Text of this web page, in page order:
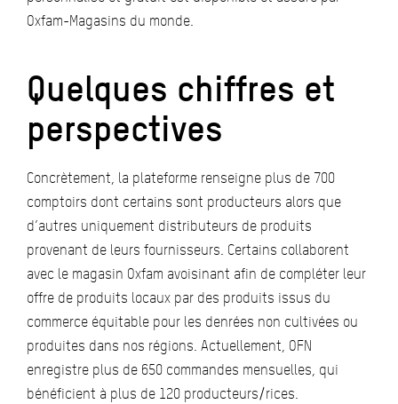
Oxfam-Magasins du monde.
Quelques chiffres et
perspectives
Concrètement, la plateforme renseigne plus de 700
comptoirs dont certains sont producteurs alors que
d’autres uniquement distributeurs de produits
provenant de leurs fournisseurs. Certains collaborent
avec le magasin Oxfam avoisinant afin de compléter leur
offre de produits locaux par des produits issus du
commerce équitable pour les denrées non cultivées ou
produites dans nos régions. Actuellement, OFN
enregistre plus de 650 commandes mensuelles, qui
bénéficient à plus de 120 producteurs/rices.